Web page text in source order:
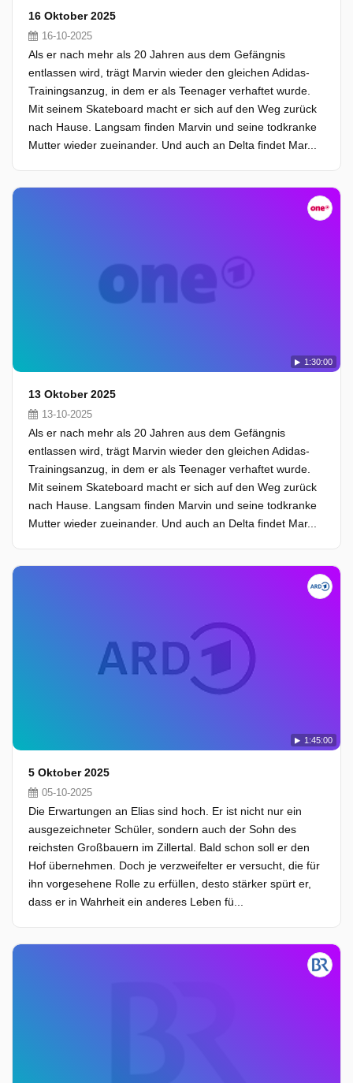
16 Oktober 2025
16-10-2025
Als er nach mehr als 20 Jahren aus dem Gefängnis
entlassen wird, trägt Marvin wieder den gleichen Adidas-
Trainingsanzug, in dem er als Teenager verhaftet wurde.
Mit seinem Skateboard macht er sich auf den Weg zurück
nach Hause. Langsam finden Marvin und seine todkranke
Mutter wieder zueinander. Und auch an Delta findet Mar...
1:30:00
13 Oktober 2025
13-10-2025
Als er nach mehr als 20 Jahren aus dem Gefängnis
entlassen wird, trägt Marvin wieder den gleichen Adidas-
Trainingsanzug, in dem er als Teenager verhaftet wurde.
Mit seinem Skateboard macht er sich auf den Weg zurück
nach Hause. Langsam finden Marvin und seine todkranke
Mutter wieder zueinander. Und auch an Delta findet Mar...
1:45:00
5 Oktober 2025
05-10-2025
Die Erwartungen an Elias sind hoch. Er ist nicht nur ein
ausgezeichneter Schüler, sondern auch der Sohn des
reichsten Großbauern im Zillertal. Bald schon soll er den
Hof übernehmen. Doch je verzweifelter er versucht, die für
ihn vorgesehene Rolle zu erfüllen, desto stärker spürt er,
dass er in Wahrheit ein anderes Leben fü...